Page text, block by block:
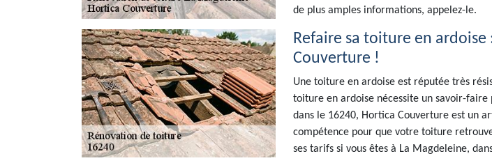
de plus amples informations, appelez-le.
Refaire sa toiture en ardoise
Couverture !
Une toiture en ardoise est réputée très
toiture en ardoise nécessite un savoir-
dans le 16240, Hortica Couverture est un
compétence pour que votre toiture
ses tarifs si vous êtes à La Magdeleine,